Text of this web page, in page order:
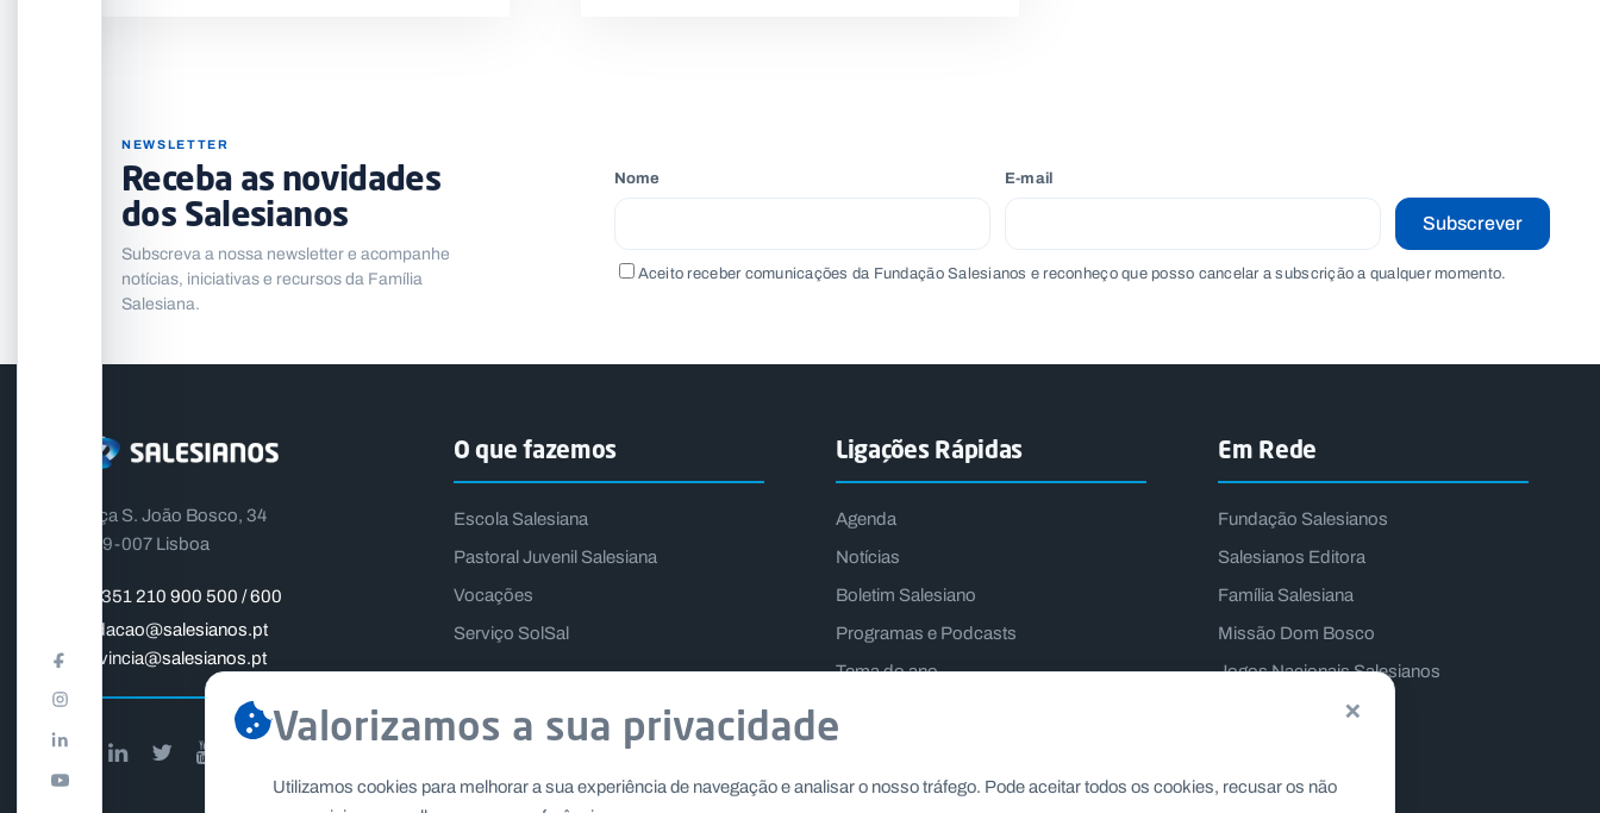
NEWSLETTER
Receba as novidades
dos Salesianos
Subscreva a nossa newsletter e acompanhe
notícias, iniciativas e recursos da Família
Salesiana.
Nome E-mail
Aceito receber comunicações da Fundação Salesianos e reconheço que posso cancelar a subscrição a qualquer momento.
Subscrever
Praça S. João Bosco, 34
1399-007 Lisboa
+351 210 900 500 / 600
fundacao@salesianos.pt
provincia@salesianos.pt
O que fazemos
Escola Salesiana
Pastoral Juvenil Salesiana
Vocações
Serviço SolSal
Ligações Rápidas
Agenda
Notícias
Boletim Salesiano
Programas e Podcasts
Tema do ano
Em Rede
Fundação Salesianos
Salesianos Editora
Família Salesiana
Missão Dom Bosco
Jogos Nacionais Salesianos
×
Valorizamos a sua privacidade
Utilizamos cookies para melhorar a sua experiência de navegação e analisar o nosso tráfego. Pode aceitar todos os cookies, recusar os não